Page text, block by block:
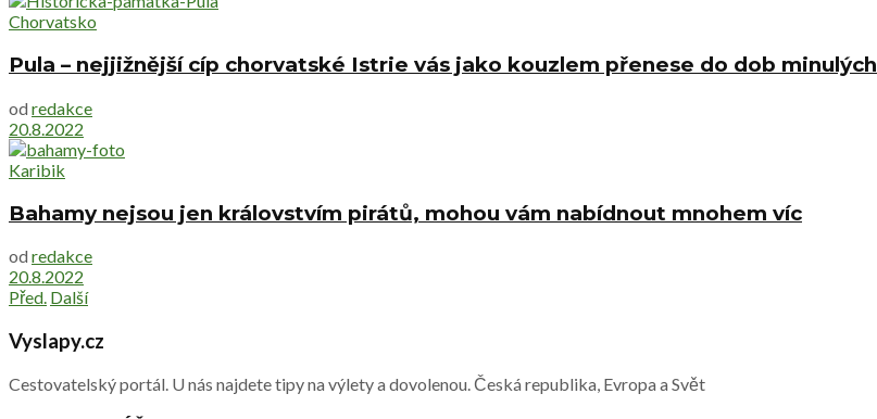
Chorvatsko
Pula – nejjižnější cíp chorvatské Istrie vás jako kouzlem přenese do dob minulých
od redakce
20.8.2022
Karibik
Bahamy nejsou jen královstvím pirátů, mohou vám nabídnout mnohem víc
od redakce
20.8.2022
Před. Další
Vyslapy.cz
Cestovatelský portál. U nás najdete tipy na výlety a dovolenou. Česká republika, Evropa a Svět